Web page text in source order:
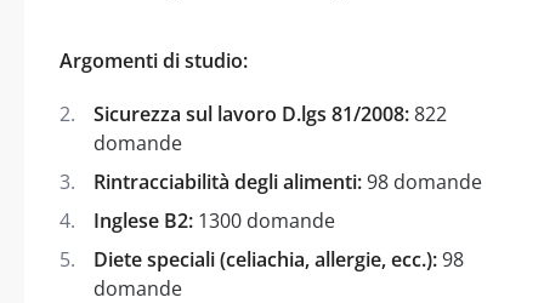
Argomenti di studio:
Sicurezza sul lavoro D.lgs 81/2008:822
domande
Rintracciabilità degli alimenti:98 domande
Inglese B2: 1300 domande
Diete speciali (celiachia, allergie, ecc.):98
domande